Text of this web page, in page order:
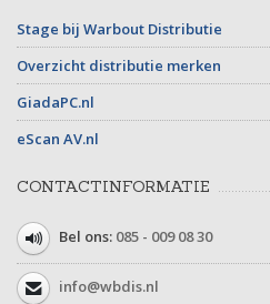
Stage bij Warbout Distributie
Overzicht distributie merken
GiadaPC.nl
eScan AV.nl
CONTACTINFORMATIE
Bel ons: 085 - 009 08 30
info@wbdis.nl